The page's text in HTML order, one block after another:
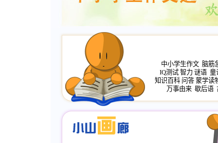
中小学生作文 脑筋
IQ测试 智力 谜语 童
知识百科 问答 蒙学读
万事由来 歇后语